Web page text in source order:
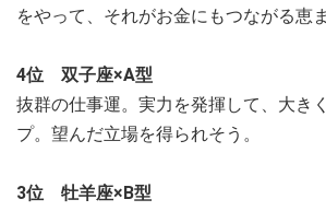
をやって、それがお金にもつながる恵
4位 双子座×A型
抜群の仕事運。実力を発揮して、大き
プ。望んだ立場を得られそう。
3位 牡羊座×B型